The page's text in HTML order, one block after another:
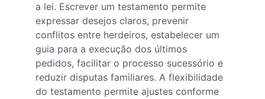
a lei. Escrever um testamento permite
expressar desejos claros, prevenir
conflitos entre herdeiros, estabelecer um
guia para a execução dos últimos
pedidos, facilitar o processo sucessório e
reduzir disputas familiares. A flexibilidade
do testamento permite ajustes conforme